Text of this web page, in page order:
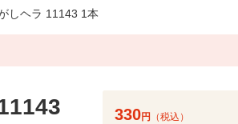
しヘラ 11143 1本
330円 （税込）